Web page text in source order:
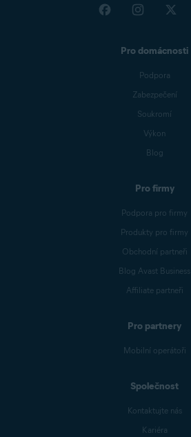
Pro domácnosti
Podpora
Zabezpečení
Soukromí
Výkon
Blog
Pro firmy
Podpora pro firmy
Produkty pro firmy
Obchodní partneři
Blog Avast Business
Affiliate partneři
Pro partnery
Mobilní operátoři
Společnost
Kontaktujte nás
Kariéra